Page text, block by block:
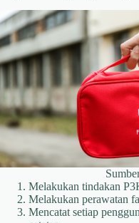
Melakukan tindakan
Melakukan perawatan
Mencatat setiap